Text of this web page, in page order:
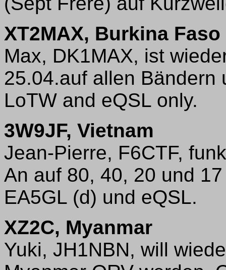
XT2MAX, Burkina Faso
Max, DK1MAX, ist
25.04.auf allen Bändern
LoTW and eQSL only.
3W9JF, Vietnam
Jean-Pierre, F6CTF,
An auf 80, 40, 20 und
EA5GL (d) und eQSL.
XZ2C, Myanmar
Yuki, JH1NBN, will